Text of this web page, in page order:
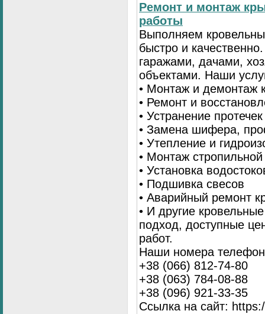
Ремонт и монтаж
работы
Выполняем
быстро и
гаражами, дачами,
объектами. Наши
• Монтаж и демонтаж
• Ремонт и
• Устранение протечек
• Замена шифера,
• Утепление и
• Монтаж
• Установка
• Подшивка свесов
• Аварийный ремонт
• И другие
подход, доступные
работ.
Наши номера
+38 (066) 812-74-80
+38 (063) 784-08-88
+38 (096) 921-33-35
Ссылка на сайт: